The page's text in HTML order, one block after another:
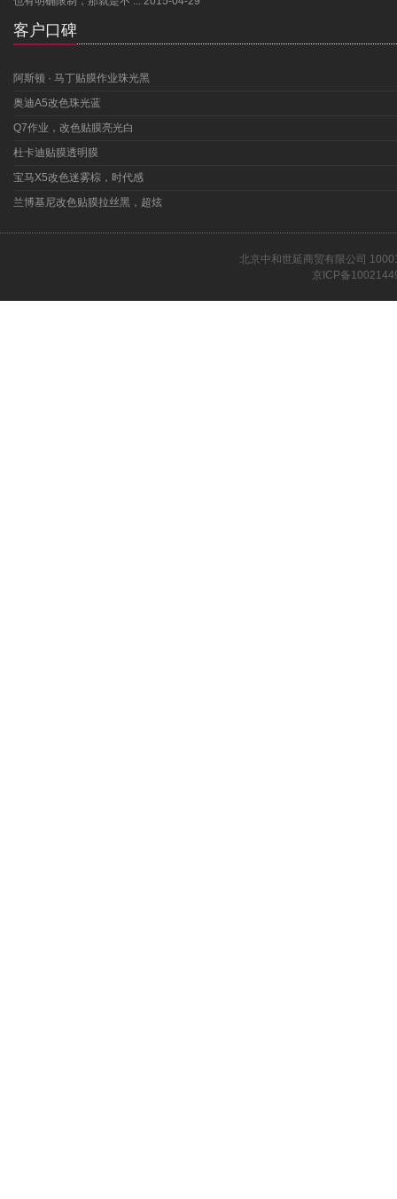
客户口碑
阿斯顿 · 马丁贴膜作业珠光黑
奥迪A5改色珠光蓝
Q7作业，改色贴膜亮光白
杜卡迪贴膜透明膜
宝马X5改色迷雾棕，时代感
兰博基尼改色贴膜拉丝黑，超炫
北京中和世延商贸有限公司
京ICP备